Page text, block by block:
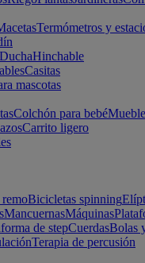
Termómetros y
DuchaHinchable
Casitas
mascotas
Colchón para bebé
Carrito ligero
Bicicletas spinning
MancuernasMáquinas
de stepCuerdasBolas
Terapia de percusión